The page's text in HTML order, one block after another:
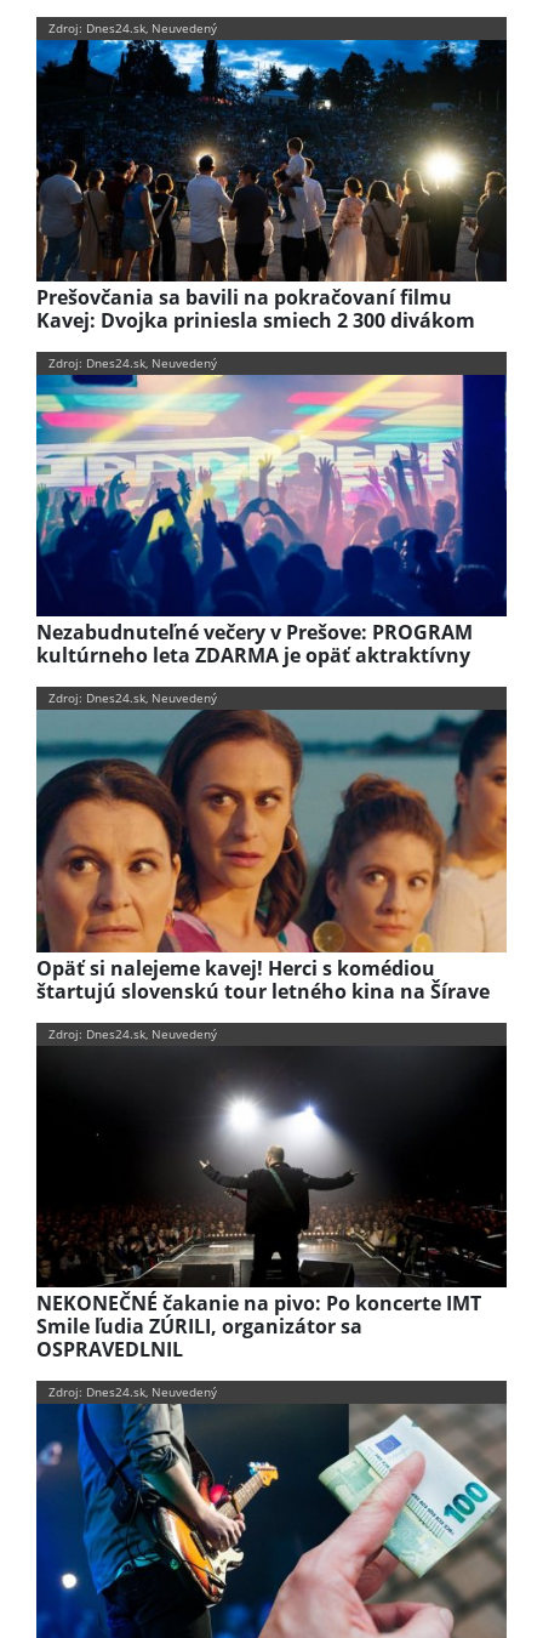
Zdroj: Dnes24.sk, Neuvedený
Prešovčania sa bavili na pokračovaní filmu
Kavej: Dvojka priniesla smiech 2 300 divákom
Zdroj: Dnes24.sk, Neuvedený
Nezabudnuteľné večery v Prešove: PROGRAM
kultúrneho leta ZDARMA je opäť aktraktívny
Zdroj: Dnes24.sk, Neuvedený
Opäť si nalejeme kavej! Herci s komédiou
štartujú slovenskú tour letného kina na Šírave
Zdroj: Dnes24.sk, Neuvedený
NEKONEČNÉ čakanie na pivo: Po koncerte IMT
Smile ľudia ZÚRILI, organizátor sa
OSPRAVEDLNIL
Zdroj: Dnes24.sk, Neuvedený